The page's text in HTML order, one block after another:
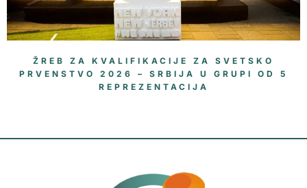
ŽREB ZA KVALIFIKACIJE ZA SVETSKO
PRVENSTVO 2026 – SRBIJA U GRUPI OD 5
REPREZENTACIJA